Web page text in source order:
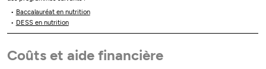
Baccalauréat en nutrition
DESS en nutrition
Coûts et aide financière